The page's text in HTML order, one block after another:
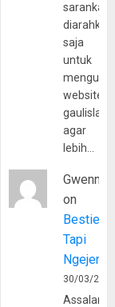
sarankan,
diarahkan
saja
untuk
website
agar
lebih…
Gwenny
on
Bestie
Tapi
30/03/